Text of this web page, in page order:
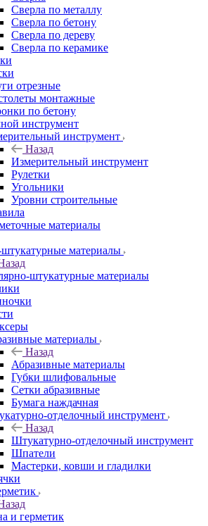
Сверла по металлу
Сверла по бетону
Сверла по дереву
Сверла по керамике
отрезные
монтажные
по бетону
инструмент
инструмент
Назад
Измерительный инструмент
Рулетки
Угольники
Уровни строительные
материалы
материалы
штукатурные материалы
материалы
Назад
Абразивные материалы
Губки шлифовальные
Сетки абразивные
Бумага наждачная
отделочный инструмент
Назад
Штукатурно-отделочный инструмент
Шпатели
Мастерки, ковши и гладилки
и герметик